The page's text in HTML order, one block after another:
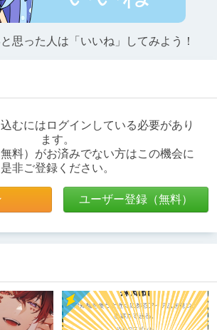
思った人は「いいね」してみよう！
むにはログインしている必要があり
ます。
料）がお済みでない方はこの機会に
是非ご登録ください。
ユーザー登録（無料）